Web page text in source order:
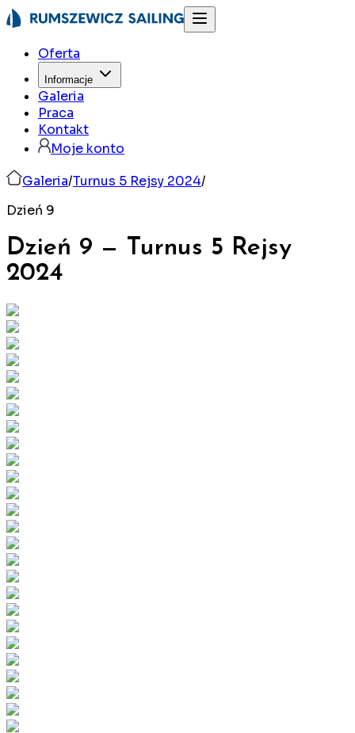
Oferta
Informacje
Galeria
Praca
Kontakt
Moje konto
Galeria/Turnus 5 Rejsy 2024/
Dzień 9
Dzień 9 —
Turnus 5 Rejsy
2024